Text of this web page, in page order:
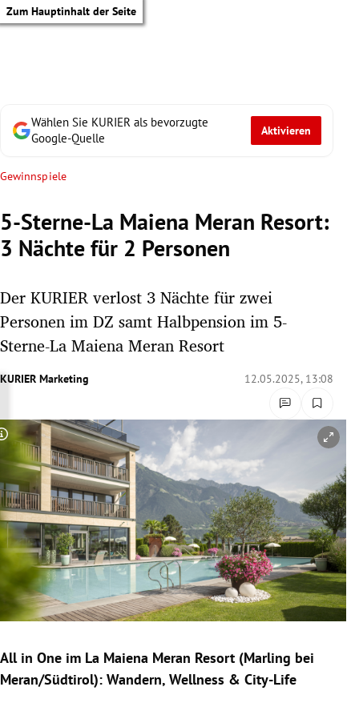
Zum Hauptinhalt der Seite
Untermenü
Untermenü
Untermenü
Untermenü
Untermenü
Untermenü
Untermenü
Untermenü
Wählen Sie KURIER als bevorzugte
Google-Quelle
Aktivieren
Gewinnspiele
5-Sterne-La Maiena Meran Resort:
3 Nächte für 2 Personen
Der KURIER verlost 3 Nächte für zwei
Personen im DZ samt Halbpension im 5-
Sterne-La Maiena Meran Resort
KURIER Marketing 12.05.2025, 13:08
Copyright-Hinweis öffnen/schließen
All in One im La Maiena Meran Resort (Marling bei
Meran/Südtirol): Wandern, Wellness & City-Life